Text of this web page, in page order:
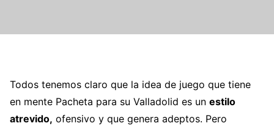
Todos tenemos claro que la idea de juego que tiene
en mente Pacheta para su Valladolid es un estilo
atrevido, ofensivo y que genera adeptos. Pero